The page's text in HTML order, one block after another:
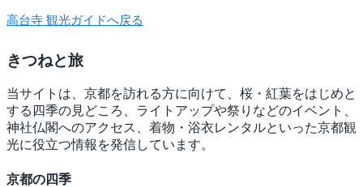
高台寺 観光ガイドへ戻る
きつねと旅
当サイトは、京都を訪れる方に向けて、桜・紅葉をはじめと
する四季の見どころ、ライトアップや祭りなどのイベント、
神社仏閣へのアクセス、着物・浴衣レンタルといった京都観
光に役立つ情報を発信しています。
京都の四季